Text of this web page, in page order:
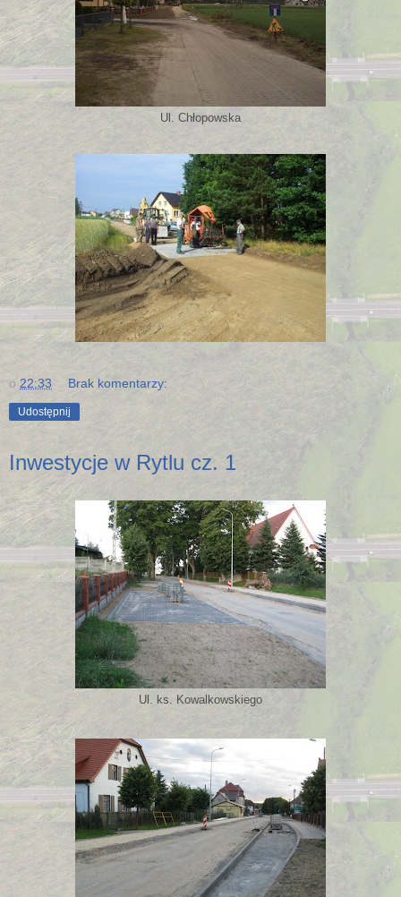
Ul. Chłopowska
o 22:33 Brak komentarzy:
Udostępnij
Inwestycje w Rytlu cz. 1
Ul. ks. Kowalkowskiego